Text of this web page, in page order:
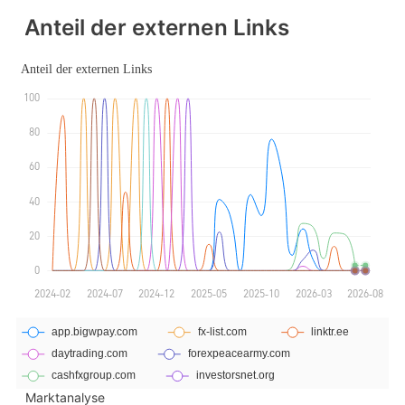
Anteil der externen Links
Marktanalyse